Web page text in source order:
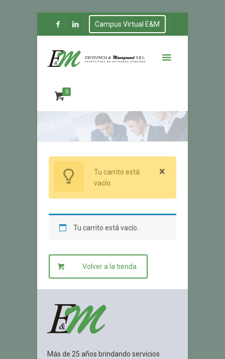
Campus Virtual E&M
0
Tu carrito está
vacío.
Tu carrito está vacío.
Volver a la tienda
Más de 25 años brindando servicios